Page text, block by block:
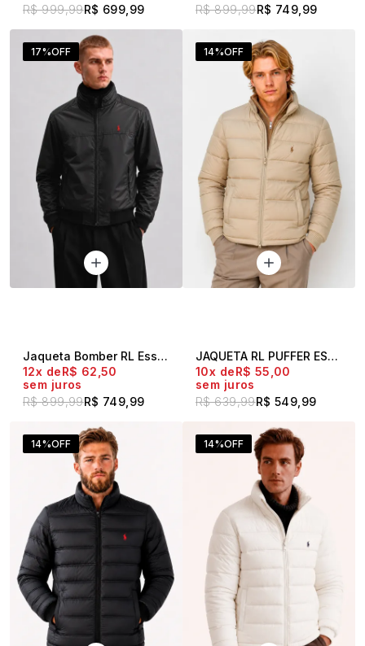
R$ 999,99R$ 699,99 R$ 899,99R$ 749,99
17%OFF
Jaqueta Bomber RL Essential Preto
R$ 899,99R$ 749,99
12x
R$ 62,50
sem juros
14%OFF
JAQUETA RL PUFFER ESSENTIAL BEGE
R$ 639,99R$ 549,99
10x
R$ 55,00
sem juros
14%OFF 14%OFF